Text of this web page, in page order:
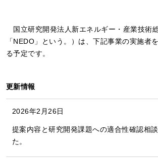
国立研究開発法人新エネルギー・産業技術
「NEDO」という。）は、下記事業の実施者
る予定です。
更新情報
2026年2月26日
提案内容と研究開発課題への適合性確認相
た。